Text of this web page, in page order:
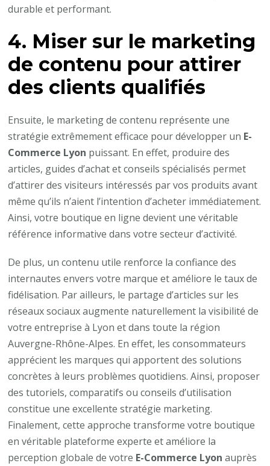
durable et performant.
4. Miser sur le marketing
de contenu pour attirer
des clients qualifiés
Ensuite, le marketing de contenu représente une
stratégie extrêmement efficace pour développer un E-
Commerce Lyon puissant. En effet, produire des
articles, guides d’achat et conseils spécialisés permet
d’attirer des visiteurs intéressés par vos produits avant
même qu’ils n’aient l’intention d’acheter immédiatement.
Ainsi, votre boutique en ligne devient une véritable
référence informative dans votre secteur d’activité.
De plus, un contenu utile renforce la confiance des
internautes envers votre marque et améliore le taux de
fidélisation. Par ailleurs, le partage d’articles sur les
réseaux sociaux augmente naturellement la visibilité de
votre entreprise à Lyon et dans toute la région
Auvergne-Rhône-Alpes. En effet, les consommateurs
apprécient les marques qui apportent des solutions
concrètes à leurs problèmes quotidiens. Ainsi, proposer
des tutoriels, comparatifs ou conseils d’utilisation
constitue une excellente stratégie marketing.
Finalement, cette approche transforme votre boutique
en véritable plateforme experte et améliore la
perception globale de votre E-Commerce Lyon auprès